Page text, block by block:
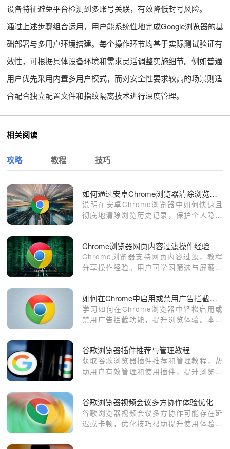
设备特征避免平台检测到多账号关联，有效降低封号风险。
通过上述步骤组合运用，用户能系统性地完成Google浏览器的基
础部署与多用户环境搭建。每个操作环节均基于实际测试验证有
效性，可根据具体设备环境和需求灵活调整实施细节。例如普通
用户优先采用内置多用户模式，而对安全性要求较高的场景则适
合配合独立配置文件和指纹隔离技术进行深度管理。
相关阅读
攻略 教程 技巧
如何通过安卓Chrome浏览器清除浏览历史记录
说明在安卓Chrome浏览器中如何快速且
彻底地清除浏览历史记录，保护个人隐私
Chrome浏览器网页内容过滤操作经验
Chrome浏览器支持网页内容过滤，教程
分享操作经验。用户可学习筛选与屏蔽技
如何在Chrome中启用或禁用广告拦截功能
学习如何在Chrome浏览器中轻松启用或
禁用广告拦截功能，提升浏览体验。本文
谷歌浏览器插件推荐与管理教程
获取谷歌浏览器插件推荐和管理教程，帮
助用户有效管理和使用插件，提升浏览器
谷歌浏览器视频会议多方协作体验优化
谷歌浏览器视频会议多方协作可能存在延
迟或卡顿，优化技巧帮助提升使用体验。